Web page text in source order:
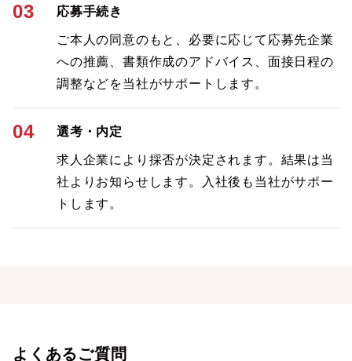
03 応募手続き
ご本人の同意のもと、必要に応じて応募先企業
への推薦、書類作成のアドバイス、面接日程の
調整などを当社がサポートします。
04 選考・内定
求人企業により採否が決定されます。結果は当
社よりお知らせします。入社後も当社がサポー
トします。
よくあるご質問